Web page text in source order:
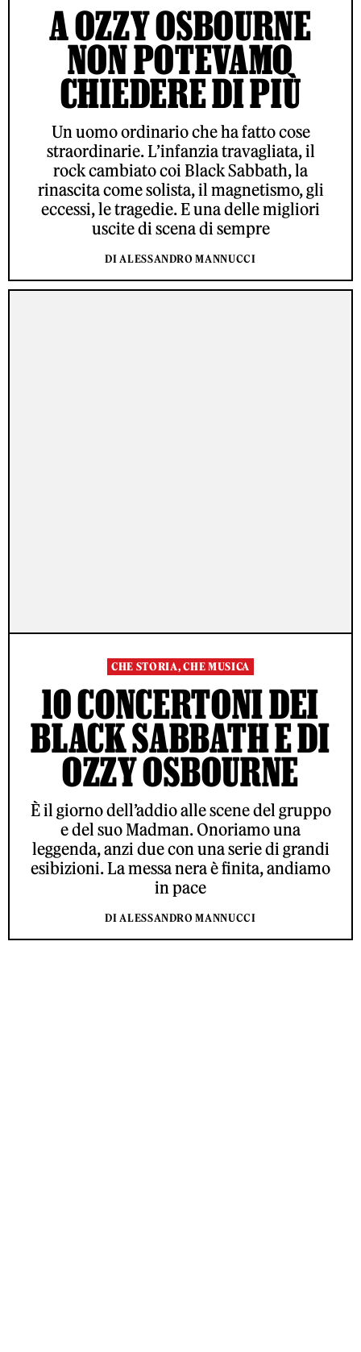
A OZZY OSBOURNE
NON POTEVAMO
CHIEDERE DI PIÙ
Un uomo ordinario che ha fatto cose
straordinarie. L’infanzia travagliata, il
rock cambiato coi Black Sabbath, la
rinascita come solista, il magnetismo, gli
eccessi, le tragedie. E una delle migliori
uscite di scena di sempre
DI ALESSANDRO MANNUCCI
CHE STORIA, CHE MUSICA
10 CONCERTONI DEI
BLACK SABBATH E DI
OZZY OSBOURNE
È il giorno dell’addio alle scene del gruppo
e del suo Madman. Onoriamo una
leggenda, anzi due con una serie di grandi
esibizioni. La messa nera è finita, andiamo
in pace
DI ALESSANDRO MANNUCCI